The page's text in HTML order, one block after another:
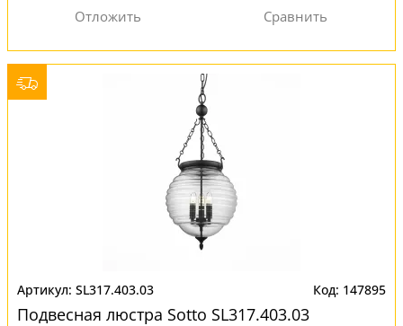
SL317.403.03 147895
Подвесная люстра Sotto SL317.403.03